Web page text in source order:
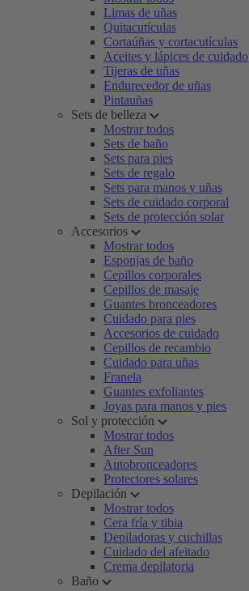
Limas de uñas
Quitacutículas
Cortaúñas y cortacutículas
Aceites y lápices de cuidado
Tijeras de uñas
Endurecedor de uñas
Pintauñas
Sets de belleza
Mostrar todos
Sets de baño
Sets para pies
Sets de regalo
Sets para manos y uñas
Sets de cuidado corporal
Sets de protección solar
Accesorios
Mostrar todos
Esponjas de baño
Cepillos corporales
Cepillos de masaje
Guantes bronceadores
Cuidado para pies
Accesorios de cuidado
Cepillos de recambio
Cuidado para uñas
Franela
Guantes exfoliantes
Joyas para manos y pies
Sol y protección
Mostrar todos
After Sun
Autobronceadores
Protectores solares
Depilación
Mostrar todos
Cera fría y tibia
Depiladoras y cuchillas
Cuidado del afeitado
Crema depilatoria
Baño